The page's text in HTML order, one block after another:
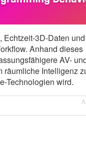
3D-Daten und
Anhand dieses
AV-
räumliche Intelligenz
Technologien wird.